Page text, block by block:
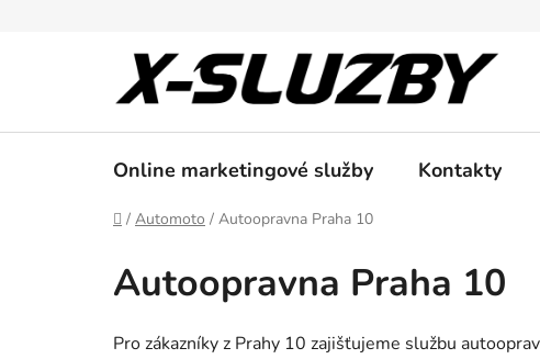
Online marketingové služby Kontakty
Domů
/ Automoto / Autoopravna Praha 10
Autoopravna Praha 10
Pro zákazníky z Prahy 10 zajišťujeme službu